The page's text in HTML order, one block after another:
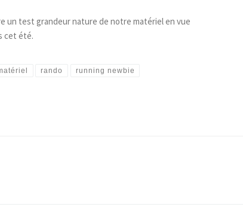
un test grandeur nature de notre matériel en vue
cet été.
rando running newbie